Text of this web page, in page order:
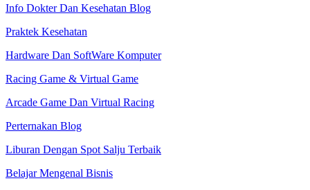
Info Dokter Dan Kesehatan Blog
Praktek Kesehatan
Hardware Dan SoftWare Komputer
Racing Game & Virtual Game
Arcade Game Dan Virtual Racing
Perternakan Blog
Liburan Dengan Spot Salju Terbaik
Belajar Mengenal Bisnis